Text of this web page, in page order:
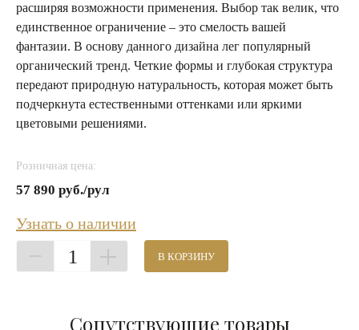
расширяя возможности применения. Выбор так велик, что
единственное ограничение – это смелость вашей
фантазии. В основу данного дизайна лег популярный
органический тренд. Четкие формы и глубокая структура
передают природную натуральность, которая может быть
подчеркнута естественными оттенками или яркими
цветовыми решениями.
Розничная цена:
57 890 руб./рул
Узнать о наличии
1 В КОРЗИНУ
Сопутствующие товары